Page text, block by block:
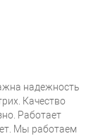
надежность
Качество
Работает
Мы работаем